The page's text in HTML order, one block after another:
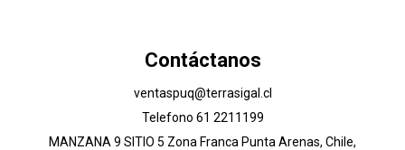
Contáctanos
ventaspuq@terrasigal.cl
Telefono 61 2211199
MANZANA 9 SITIO 5 Zona Franca Punta Arenas, Chile,